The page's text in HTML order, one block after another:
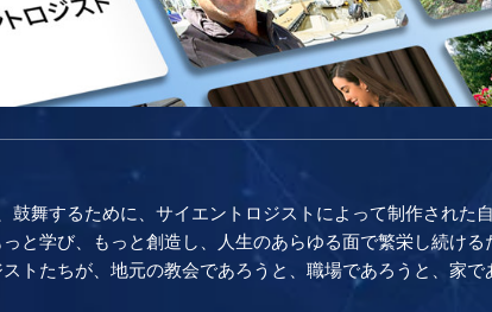
鼓舞するために、サイエントロジストによって制作された
と学び、もっと創造し、人生のあらゆる面で繁栄し続け
トたちが、地元の教会であろうと、職場であろうと、家